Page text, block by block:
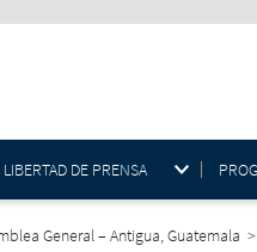
LIBERTAD DE PRENSA
General – Antigua, Guatemala >